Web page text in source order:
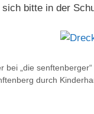
bitte in der
bei „die
durch